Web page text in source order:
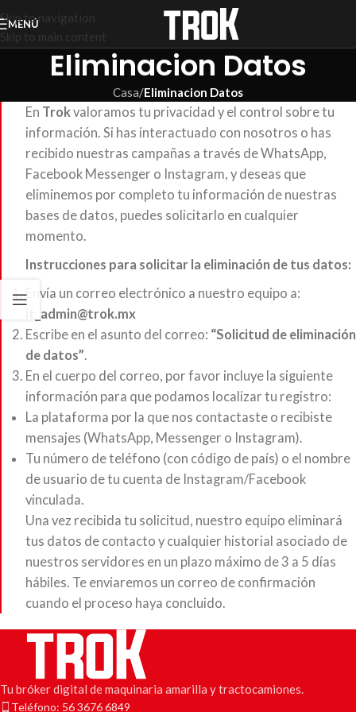
Skip to navigation
Skip to main content
MENÚ
Eliminacion Datos
Casa/Eliminacion Datos
En Trokvaloramos tu privacidad y el control sobre tu
información. Si has interactuado con nosotros o has
recibido nuestras campañas a través de WhatsApp,
Facebook Messenger o Instagram, y deseas que
eliminemos por completo tu información de nuestras
bases de datos, puedes solicitarlo en cualquier
momento.
Instrucciones para solicitar la eliminación de tus datos:
Envía un correo electrónico a nuestro equipo a:
it_admin@trok.mx
Escribe en el asunto del correo: “Solicitud de eliminación
de datos”.
En el cuerpo del correo, por favor incluye la siguiente
información para que podamos localizar tu registro:
La plataforma por la que nos contactaste o recibiste
mensajes (WhatsApp, Messenger o Instagram).
Tu número de teléfono (con código de país) o el nombre
de usuario de tu cuenta de Instagram/Facebook
vinculada.
Una vez recibida tu solicitud, nuestro equipo eliminará
tus datos de contacto y cualquier historial asociado de
nuestros servidores en un plazo máximo de 3 a 5 días
hábiles. Te enviaremos un correo de confirmación
cuando el proceso haya concluido.
Tu bróker digital de maquinaria amarilla y tractocamiones.
Teléfono: 56 3676 6849